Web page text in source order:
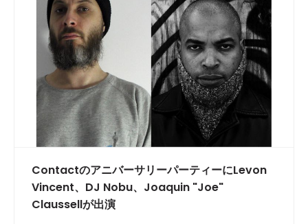
ContactのアニバーサリーパーティーにLevon
Vincent、DJ Nobu、Joaquin "Joe"
Claussellが出演